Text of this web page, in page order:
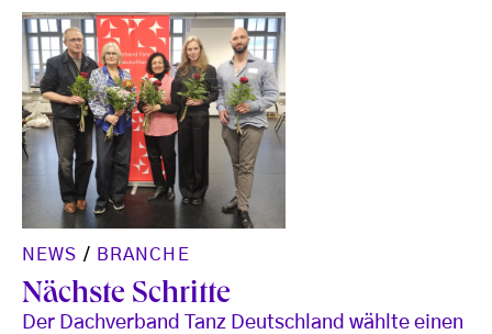
NEWS / BRANCHE
Nächste Schritte
Der Dachverband Tanz Deutschland wählte einen